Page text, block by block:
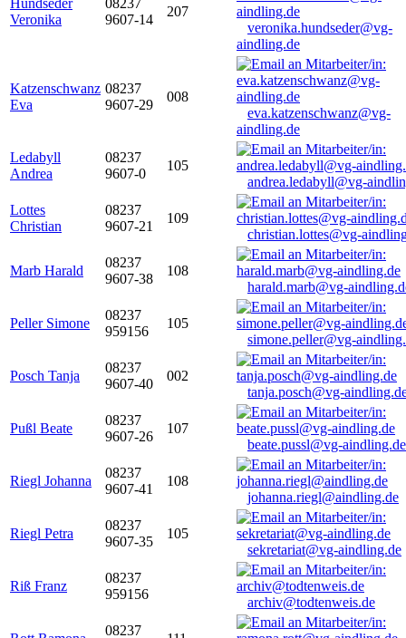
Hundseder
Veronika
08237
9607-14
207
veronika.hundseder@vg-
aindling.de
Katzenschwanz
Eva
08237
9607-29
008
eva.katzenschwanz@vg-
aindling.de
Ledabyll
Andrea
08237
9607-0
105
andrea.ledabyll@vg-
Lottes
Christian
08237
9607-21
109
christian.lottes@vg-
Marb Harald
08237
9607-38
108
harald.marb@vg-
Peller Simone
08237
959156
105
simone.peller@vg-
Posch Tanja
08237
9607-40
002
tanja.posch@vg-
Pußl Beate
08237
9607-26
107
beate.pussl@vg-aindling.de
Riegl Johanna
08237
9607-41
108
johanna.riegl@aindling.de
Riegl Petra
08237
9607-35
105
sekretariat@vg-aindling.de
Riß Franz
08237
959156
archiv@todtenweis.de
08237